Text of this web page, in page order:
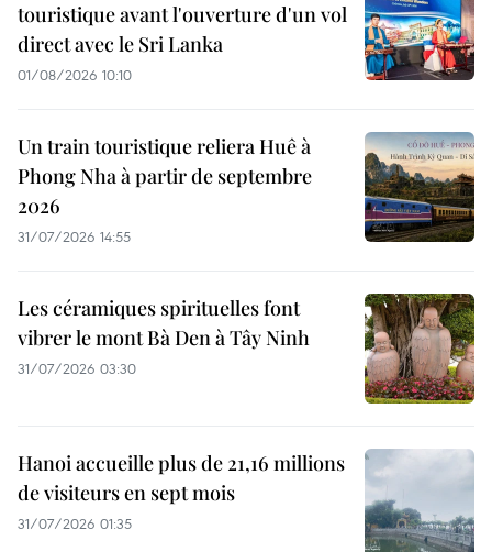
touristique avant l'ouverture d'un vol
direct avec le Sri Lanka
01/08/2026 10:10
Un train touristique reliera Huê à
Phong Nha à partir de septembre
2026
31/07/2026 14:55
Les céramiques spirituelles font
vibrer le mont Bà Den à Tây Ninh
31/07/2026 03:30
Hanoi accueille plus de 21,16 millions
de visiteurs en sept mois ​
31/07/2026 01:35